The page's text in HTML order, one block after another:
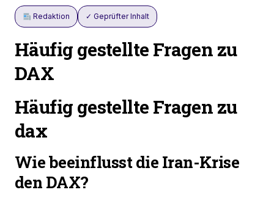
Redaktion ✓ Geprüfter Inhalt
Häufig gestellte Fragen zu
DAX
Häufig gestellte Fragen zu
dax
Wie beeinflusst die Iran-Krise
den DAX?